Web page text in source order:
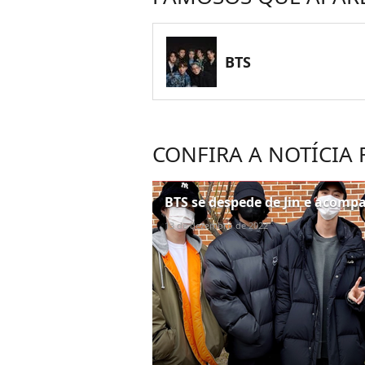
BTS
CONFIRA A NOTÍCIA
BTS se despede de Jin e
13 de dezembro de 2022